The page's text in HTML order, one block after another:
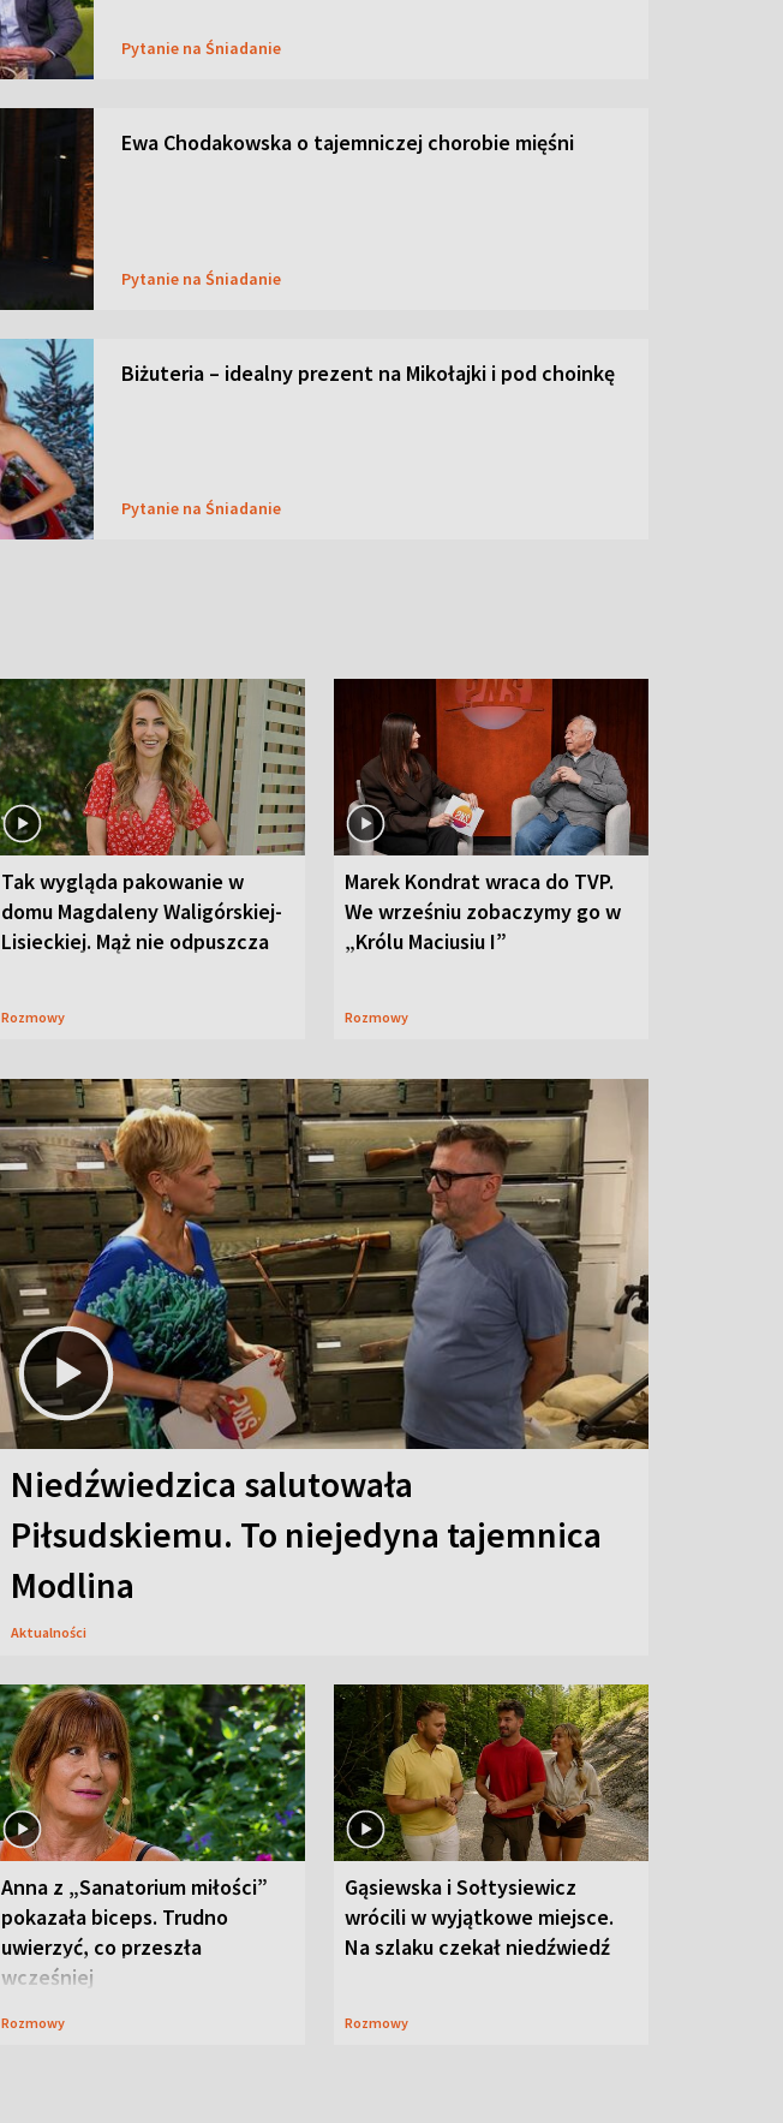
Pytanie na Śniadanie
Ewa Chodakowska o tajemniczej chorobie mięśni
Pytanie na Śniadanie
Biżuteria – idealny prezent na Mikołajki i pod choinkę
Pytanie na Śniadanie
Tak wygląda pakowanie w
domu Magdaleny Waligórskiej-
Lisieckiej. Mąż nie odpuszcza
Rozmowy
Marek Kondrat wraca do TVP.
We wrześniu zobaczymy go w
„Królu Maciusiu I”
Rozmowy
Niedźwiedzica salutowała
Piłsudskiemu. To niejedyna tajemnica
Modlina
Aktualności
Anna z „Sanatorium miłości”
pokazała biceps. Trudno
uwierzyć, co przeszła
wcześniej
Rozmowy
Gąsiewska i Sołtysiewicz
wrócili w wyjątkowe miejsce.
Na szlaku czekał niedźwiedź
Rozmowy